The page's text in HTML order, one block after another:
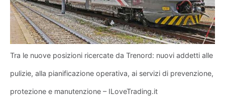
Tra le nuove posizioni ricercate da Trenord: nuovi addetti alle
pulizie, alla pianificazione operativa, ai servizi di prevenzione,
protezione e manutenzione – ILoveTrading.it